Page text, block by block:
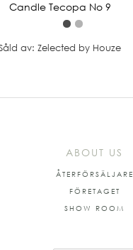
Candle Tecopa No 9
av: Zelected by Houze
ABOUT US
ÅTERFÖRSÄLJARE
FÖRETAGET
SHOW ROOM